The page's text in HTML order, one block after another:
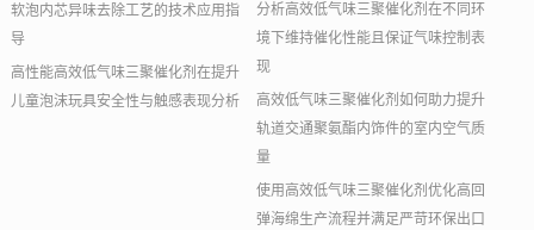
软泡内芯异味去除工艺的技术应用指
导
高性能高效低气味三聚催化剂在提升
儿童泡沫玩具安全性与触感表现分析
分析高效低气味三聚催化剂在不同环
境下维持催化性能且保证气味控制表
现
高效低气味三聚催化剂如何助力提升
轨道交通聚氨酯内饰件的室内空气质
量
使用高效低气味三聚催化剂优化高回
弹海绵生产流程并满足严苛环保出口